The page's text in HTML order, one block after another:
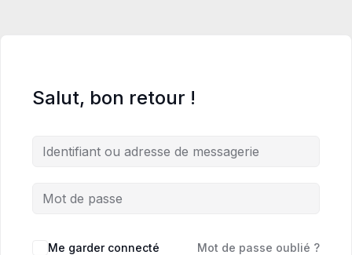
Salut, bon retour !
Me garder connecté Mot de passe oublié ?